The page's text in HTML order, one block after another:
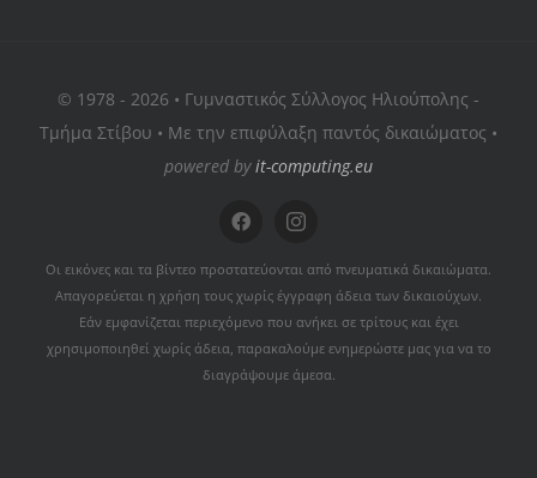
© 1978 - 2026 • Γυμναστικός Σύλλογος Ηλιούπολης -
Τμήμα Στίβου • Με την επιφύλαξη παντός δικαιώματος •
powered byit-computing.eu
Οι εικόνες και τα βίντεο προστατεύονται από πνευματικά δικαιώματα.
Απαγορεύεται η χρήση τους χωρίς έγγραφη άδεια των δικαιούχων.
Εάν εμφανίζεται περιεχόμενο που ανήκει σε τρίτους και έχει
χρησιμοποιηθεί χωρίς άδεια, παρακαλούμε ενημερώστε μας για να το
διαγράψουμε άμεσα.